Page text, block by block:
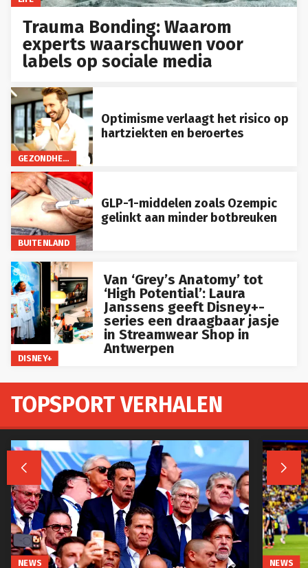
Trauma Bonding: Waarom
experts waarschuwen voor
labels op sociale media
GEZONDHEID
Optimisme verlaagt het risico op
hartziekten en beroertes
BUITENLAND
GLP-1-middelen zoals Ozempic
gelinkt aan minder botbreuken
DISNEY+
Van ‘Grey’s Anatomy’ tot
‘High Potential’: Laura
Janssens geeft Disney+-
series een draagbaar jasje
in Streamwear Shop in
Antwerpen
TOPSPORT VERHALEN
 
NEWS NEWS